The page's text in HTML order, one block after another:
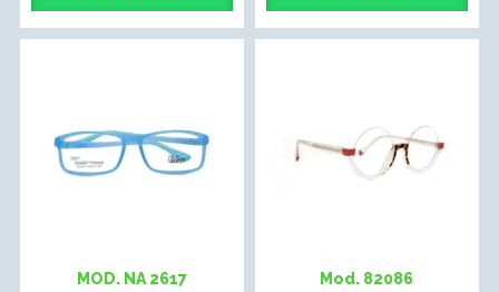
MOD. NA 2617 Mod. 82086